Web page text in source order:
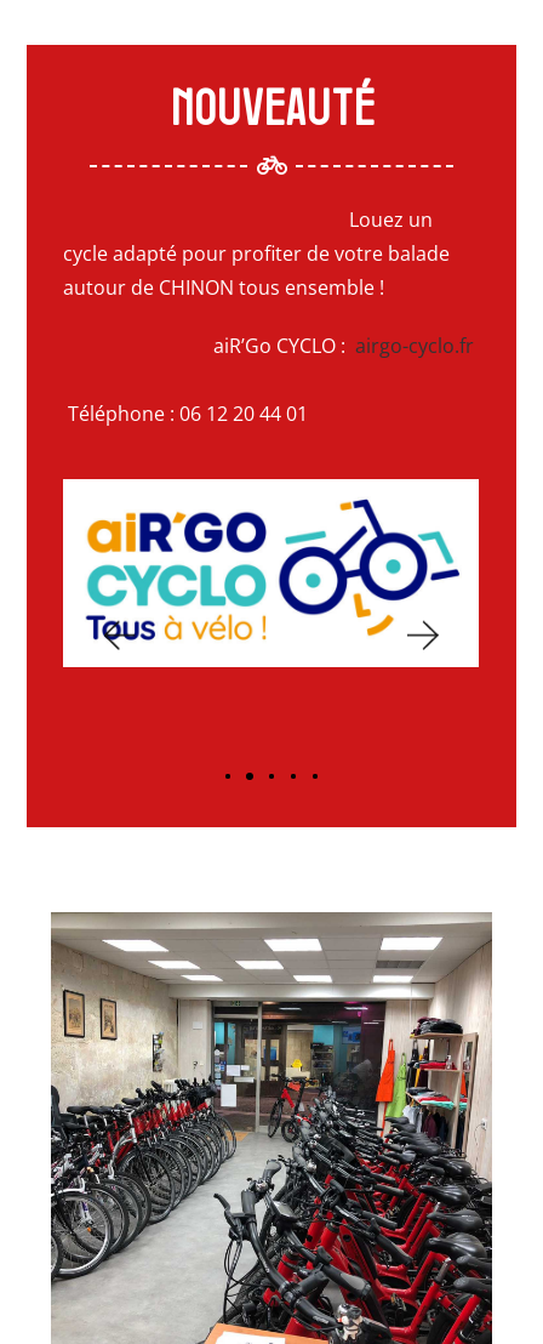
Nouveauté
Louez un
cycle adapté pour profiter de votre balade
autour de CHINON tous ensemble !
aiR’Go CYCLO :airgo-cyclo.fr
Téléphone : 06 12 20 44 01